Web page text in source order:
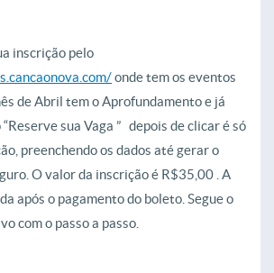
inscrição pelo
onde tem os eventos
de Abril tem o Aprofundamento e já
sua Vaga ” depois de clicar é só
preenchendo os dados até gerar o
O valor da inscrição é R$35,00 . A
após o pagamento do boleto. Segue o
com o passo a passo.